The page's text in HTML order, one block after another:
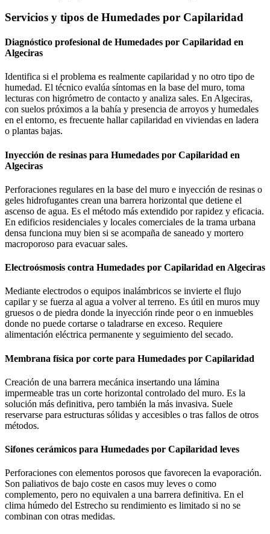
Servicios y tipos de Humedades por Capilaridad
Diagnóstico profesional de Humedades por Capilaridad en
Algeciras
Identifica si el problema es realmente capilaridad y no otro tipo de
humedad. El técnico evalúa síntomas en la base del muro, toma
lecturas con higrómetro de contacto y analiza sales. En Algeciras,
con suelos próximos a la bahía y presencia de arroyos y humedales
en el entorno, es frecuente hallar capilaridad en viviendas en ladera
o plantas bajas.
Inyección de resinas para Humedades por Capilaridad en
Algeciras
Perforaciones regulares en la base del muro e inyección de resinas o
geles hidrofugantes crean una barrera horizontal que detiene el
ascenso de agua. Es el método más extendido por rapidez y eficacia.
En edificios residenciales y locales comerciales de la trama urbana
densa funciona muy bien si se acompaña de saneado y mortero
macroporoso para evacuar sales.
Electroósmosis contra Humedades por Capilaridad en Algeciras
Mediante electrodos o equipos inalámbricos se invierte el flujo
capilar y se fuerza al agua a volver al terreno. Es útil en muros muy
gruesos o de piedra donde la inyección rinde peor o en inmuebles
donde no puede cortarse o taladrarse en exceso. Requiere
alimentación eléctrica permanente y seguimiento del secado.
Membrana física por corte para Humedades por Capilaridad
Creación de una barrera mecánica insertando una lámina
impermeable tras un corte horizontal controlado del muro. Es la
solución más definitiva, pero también la más invasiva. Suele
reservarse para estructuras sólidas y accesibles o tras fallos de otros
métodos.
Sifones cerámicos para Humedades por Capilaridad leves
Perforaciones con elementos porosos que favorecen la evaporación.
Son paliativos de bajo coste en casos muy leves o como
complemento, pero no equivalen a una barrera definitiva. En el
clima húmedo del Estrecho su rendimiento es limitado si no se
combinan con otras medidas.